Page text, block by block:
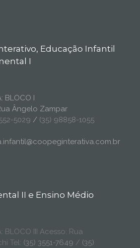
Educação Infantil
I
BLOCO I
Ângelo Zampar
5029 / (35) 98858-1055
II e Ensino Médio
BLOCO III Acesso: Rua
Tel: (35) 3551-7649 / (35)